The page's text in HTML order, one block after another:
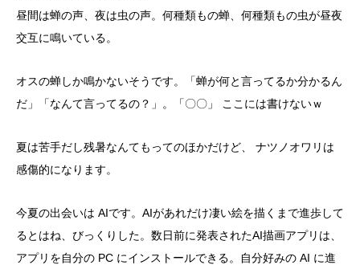
昼間は蝉の声、夜は虫の声。何種類もの蝉、何種類もの虫が昼夜
交互に鳴いている。
オスの蝉しか鳴かないそうです。「蝉が何と言ってるか分かるん
だ」「なんて言ってるの？」。「〇〇」 ここには書けないｗ
夏は苦手だし残暑なんてもってのほかだけど、 ナツノオワリは
感傷的になります。
今夏の出会いは AIです。AIがあれだけ凄い絵を描くまで進歩して
るとはね、びっくりした。数日前に発表されたAI描画アプリは、
アプリを自分の PC にインストールできる。自分好みの AI に進